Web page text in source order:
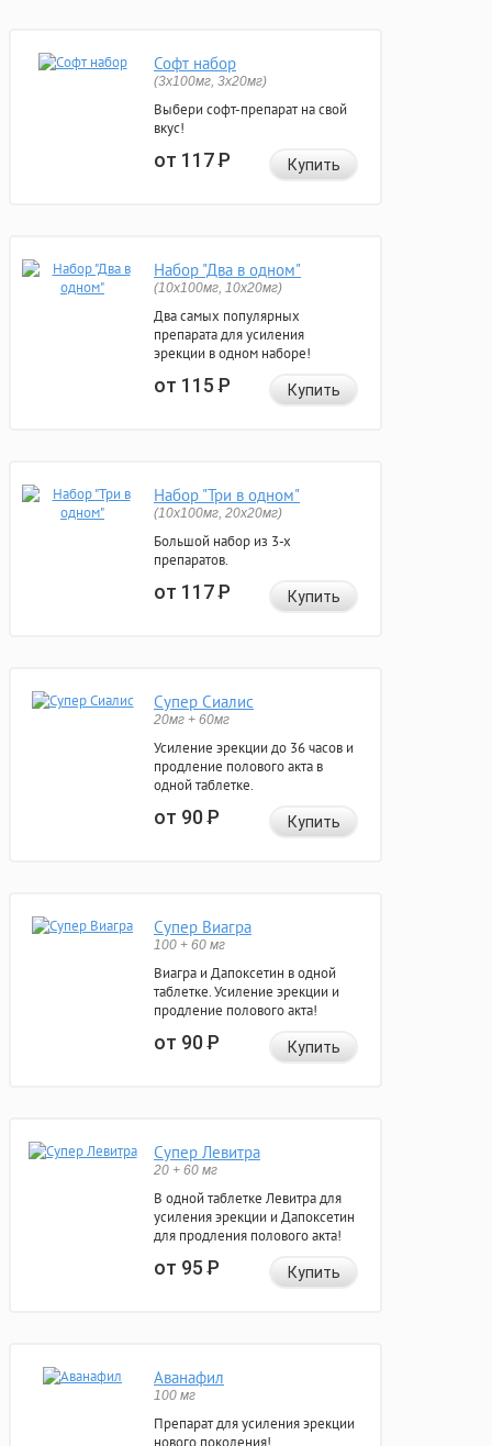
Софт набор
(3x100мг, 3x20мг)
Выбери софт-препарат на свой
вкус!
от 117Р Купить
Набор "Два в одном"
(10x100мг, 10x20мг)
Два самых популярных
препарата для усиления
эрекции в одном наборе!
от 115Р Купить
Набор "Три в одном"
(10x100мг, 20x20мг)
Большой набор из 3-х
препаратов.
от 117Р Купить
Супер Сиалис
20мг + 60мг
Усиление эрекции до 36 часов и
продление полового акта в
одной таблетке.
от 90Р Купить
Супер Виагра
100 + 60 мг
Виагра и Дапоксетин в одной
таблетке. Усиление эрекции и
продление полового акта!
от 90Р Купить
Супер Левитра
20 + 60 мг
В одной таблетке Левитра для
усиления эрекции и Дапоксетин
для продления полового акта!
от 95Р Купить
Аванафил
100 мг
Препарат для усиления эрекции